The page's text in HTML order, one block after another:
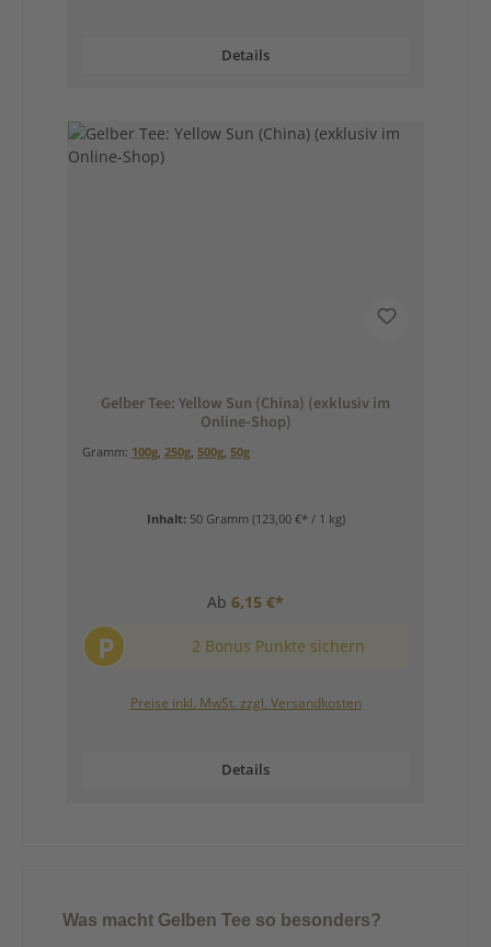
Details
Gelber Tee: Yellow Sun (China) (exklusiv im
Online-Shop)
Gramm: 100g, 250g, 500g, 50g
Inhalt: 50 Gramm (123,00 €* / 1 kg)
Ab 6,15 €*
P 2 Bonus Punkte sichern
Preise inkl. MwSt. zzgl. Versandkosten
Details
Was macht Gelben Tee so besonders?